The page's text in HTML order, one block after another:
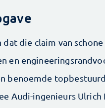
die claim van
en
benoemde
Audi-ingenieurs